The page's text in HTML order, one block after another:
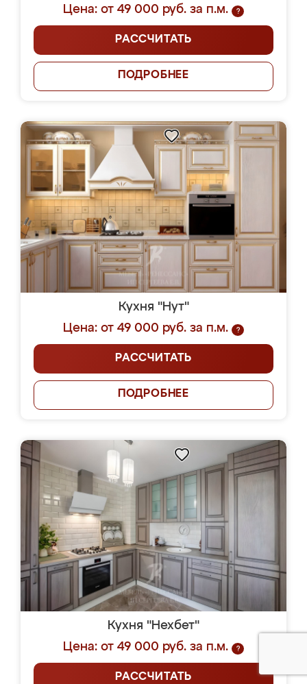
Цена: от 49 000 руб. за п.м.
?
РАССЧИТАТЬ
ПОДРОБНЕЕ
Кухня "Нут"
Цена: от 49 000 руб. за п.м.
?
РАССЧИТАТЬ
ПОДРОБНЕЕ
Кухня "Нехбет"
Цена: от 49 000 руб. за п.м.
?
РАССЧИТАТЬ